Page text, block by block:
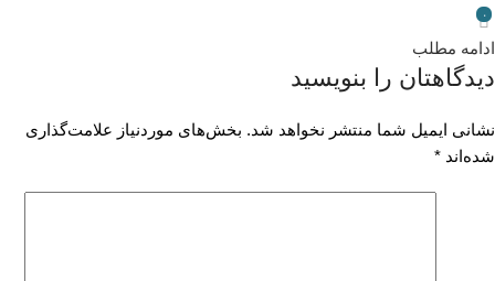
۰
ادامه مطلب
دیدگاهتان را بنویسید
نشانی ایمیل شما منتشر نخواهد شد. بخش‌های موردنیاز علامت‌گذاری
شده‌اند *